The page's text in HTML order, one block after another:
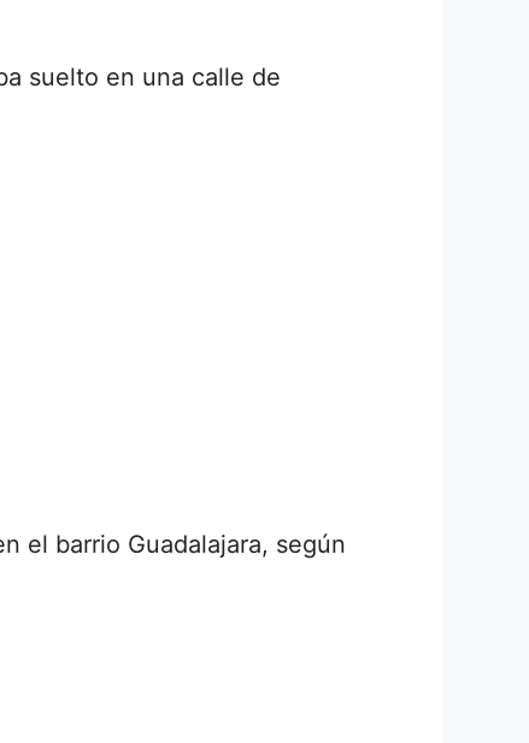
suelto en una calle de
el barrio Guadalajara, según